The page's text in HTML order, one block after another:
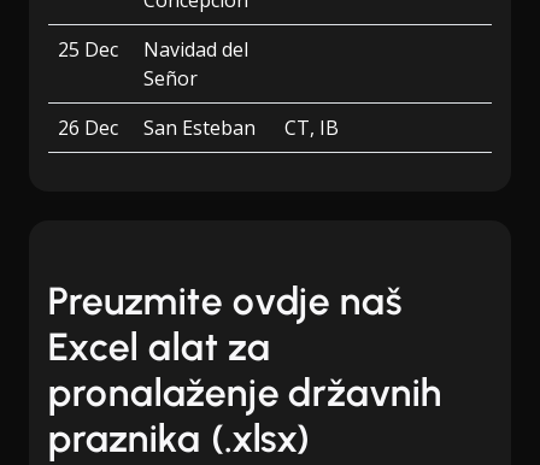
25 Dec
Navidad del
Señor
26 Dec
San Esteban CT, IB
Preuzmite ovdje naš
Excel alat za
pronalaženje državnih
praznika (.xlsx)